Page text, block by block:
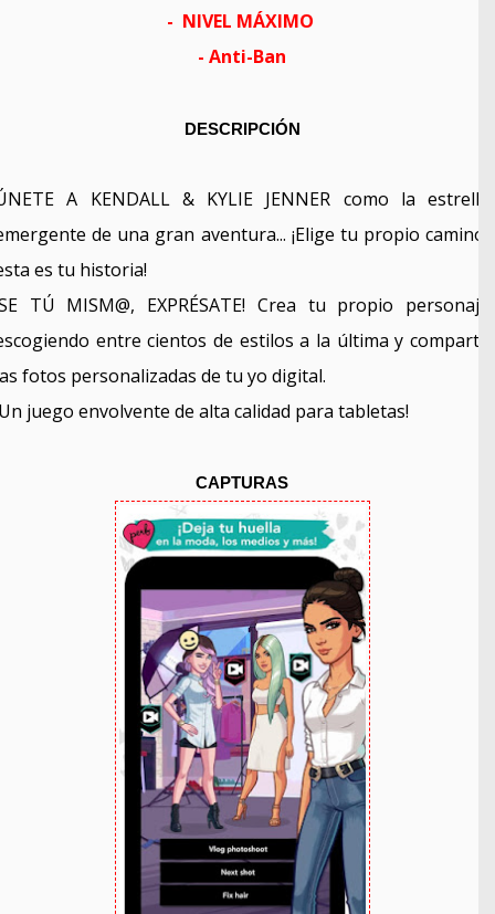
- NIVEL MÁXIMO
- Anti-Ban
DESCRIPCIÓN
A KENDALL & KYLIE JENNER como la estrella
de una gran aventura... ¡Elige tu propio camino,
es tu historia!
TÚ MISM@, EXPRÉSATE! Crea tu propio personaje
entre cientos de estilos a la última y comparte
fotos personalizadas de tu yo digital.
juego envolvente de alta calidad para tabletas!
CAPTURAS